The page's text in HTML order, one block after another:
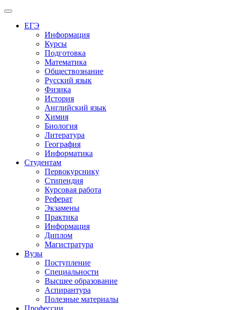
Меню
ЕГЭ
Информация
Курсы
Подготовка
Математика
Обществознание
Русский язык
Физика
История
Английский язык
Химия
Биология
Литература
География
Информатика
Студентам
Первокурснику
Стипендия
Курсовая работа
Реферат
Экзамены
Практика
Информация
Диплом
Магистратура
Вузы
Поступление
Специальности
Высшее образование
Аспирантура
Полезные материалы
Профессии